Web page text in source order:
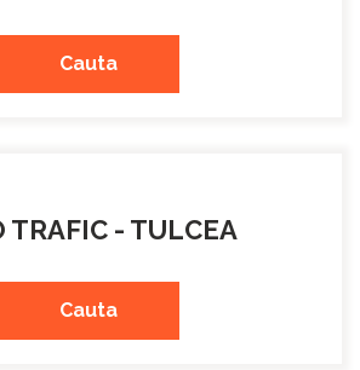
Cauta
TRAFIC - TULCEA
Cauta